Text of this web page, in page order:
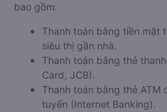
bao gồm:
Thanh toán bằng tiền mặt
siêu thị gần nhà.
Thanh toán bằng thẻ
Card, JCB).
Thanh toán bằng thẻ
tuyến (Internet Banking).